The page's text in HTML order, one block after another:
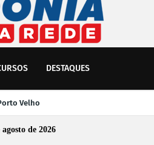
DESTAQUES
Velho
de 2026